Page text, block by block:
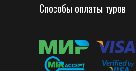
Способы оплаты туров